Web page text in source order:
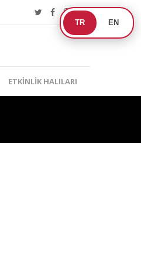
TR EN
ETKINLIK HALILARI